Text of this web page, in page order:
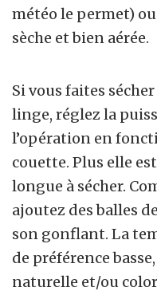
météo le permet)
sèche et bien aérée.
Si vous faites
linge, réglez la
l’opération en
couette. Plus elle
longue à sécher.
ajoutez des balles
son gonflant. La
de préférence
naturelle et/ou